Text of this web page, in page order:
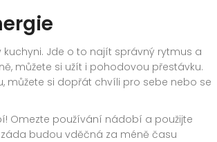
Jde o to najít správný rytmus a
můžete si užít i pohodovou přestávku.
můžete si dopřát chvíli pro sebe nebo se
Omezte používání nádobí a použijte
budou vděčná za méně času